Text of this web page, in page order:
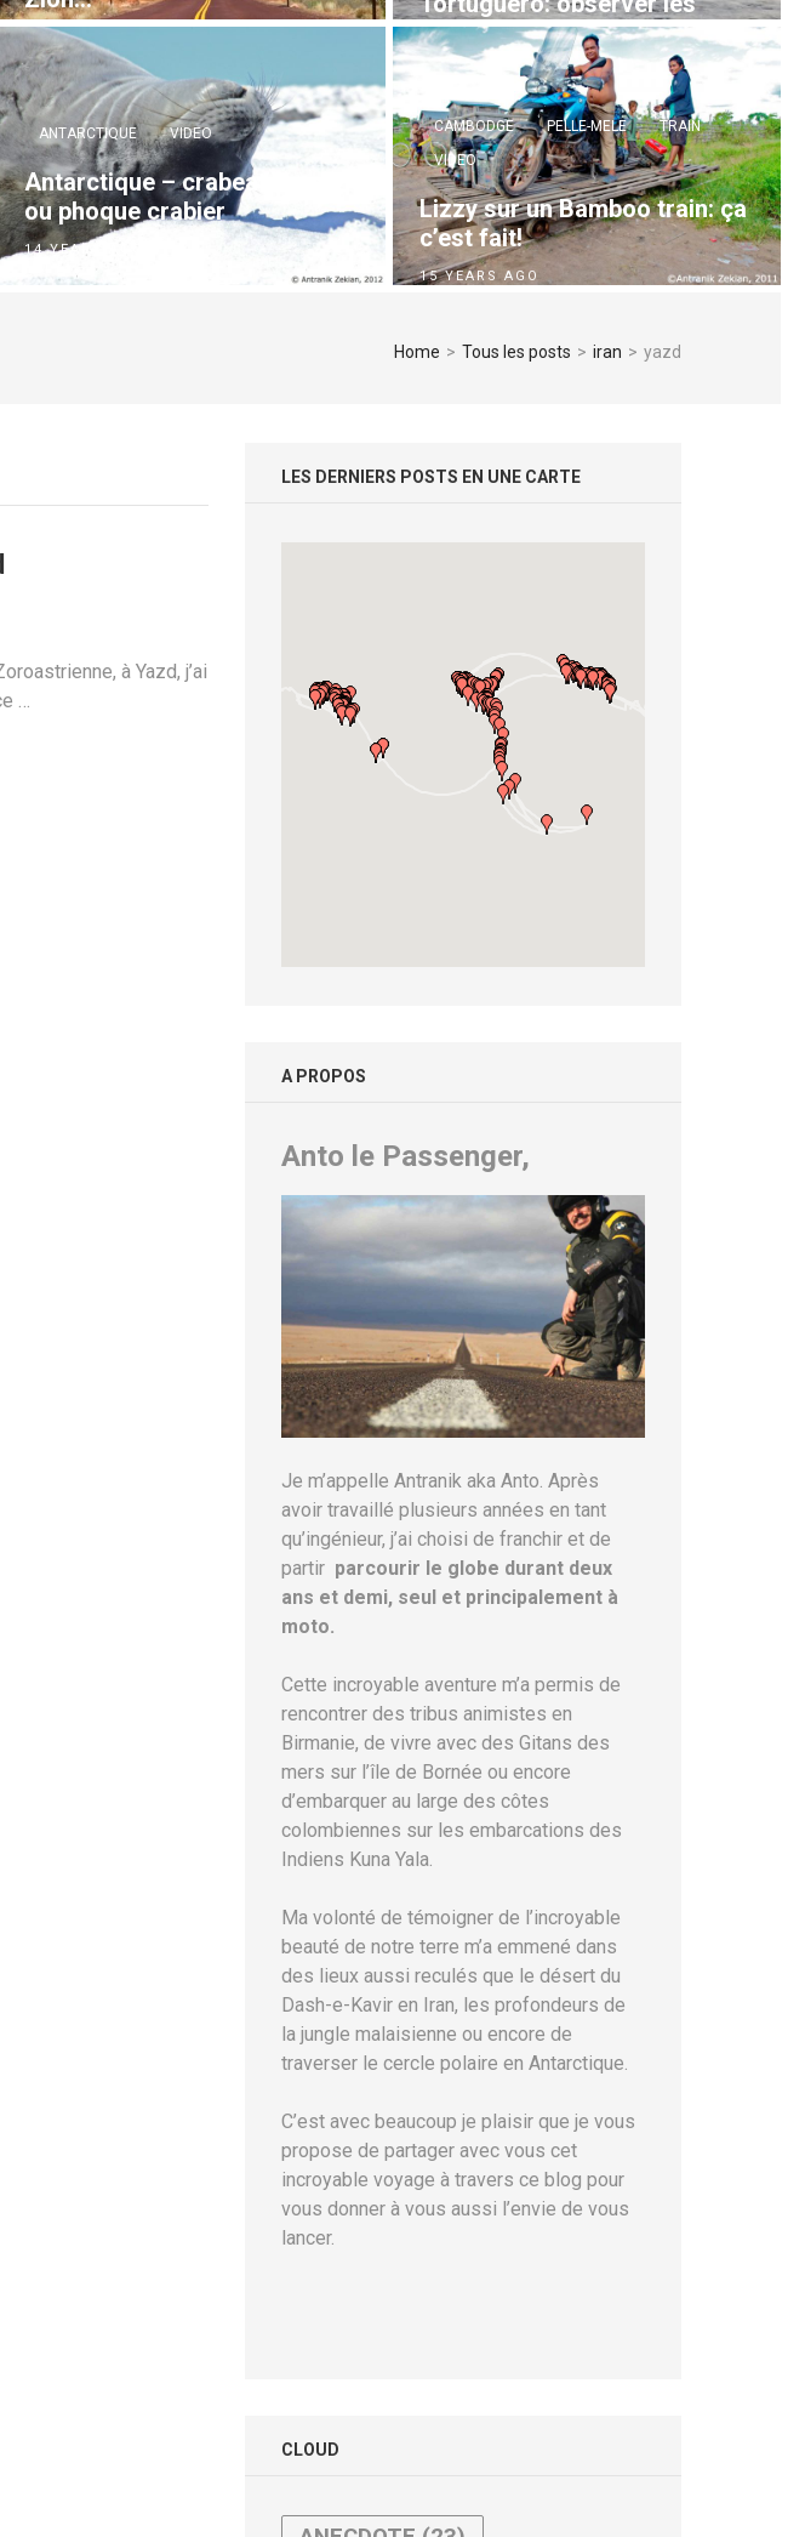
13 YEARS AGO
tortues vertes pondre leurs
oeufs…
14 YEARS AGO
ANTARCTIQUE VIDEO
Antarctique – crabeater seal
ou phoque crabier
14 YEARS AGO
CAMBODGE PELLE-MELE
TRAIN
VIDEO
Lizzy sur un Bamboo train: ça
c’est fait!
15 YEARS AGO
Home > Tous les posts > iran > yazd
à Yazd, j’ai
…
LES DERNIERS POSTS EN UNE CARTE
A PROPOS
Anto le Passenger,
Je m’appelle Antranik aka Anto. Après
avoir travaillé plusieurs années en tant
qu’ingénieur, j’ai choisi de franchir et de
partir parcourir le globe durant deux
ans et demi, seul et principalement à
moto.
Cette incroyable aventure m’a permis de
rencontrer des tribus animistes en
Birmanie, de vivre avec des Gitans des
mers sur l’île de Bornée ou encore
d’embarquer au large des côtes
colombiennes sur les embarcations des
Indiens Kuna Yala.
Ma volonté de témoigner de l’incroyable
beauté de notre terre m’a emmené dans
des lieux aussi reculés que le désert du
Dash-e-Kavir en Iran, les profondeurs de
la jungle malaisienne ou encore de
traverser le cercle polaire en Antarctique.
C’est avec beaucoup je plaisir que je vous
propose de partager avec vous cet
incroyable voyage à travers ce blog pour
vous donner à vous aussi l’envie de vous
lancer.
CLOUD